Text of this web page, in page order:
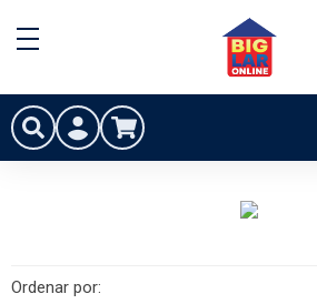
Ordenar por: